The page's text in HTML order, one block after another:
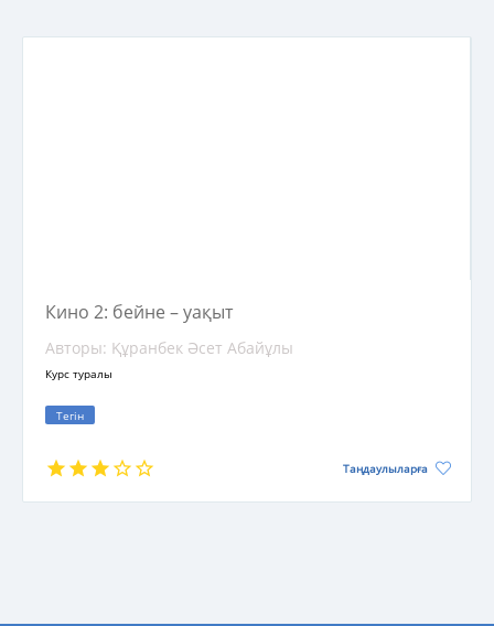
Кино 2: бейне – уақыт
Авторы: Құранбек Әсет Абайұлы
Курс туралы
Тегін
Таңдаулыларға